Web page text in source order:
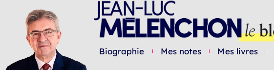
Biographie Mes notes Mes livres